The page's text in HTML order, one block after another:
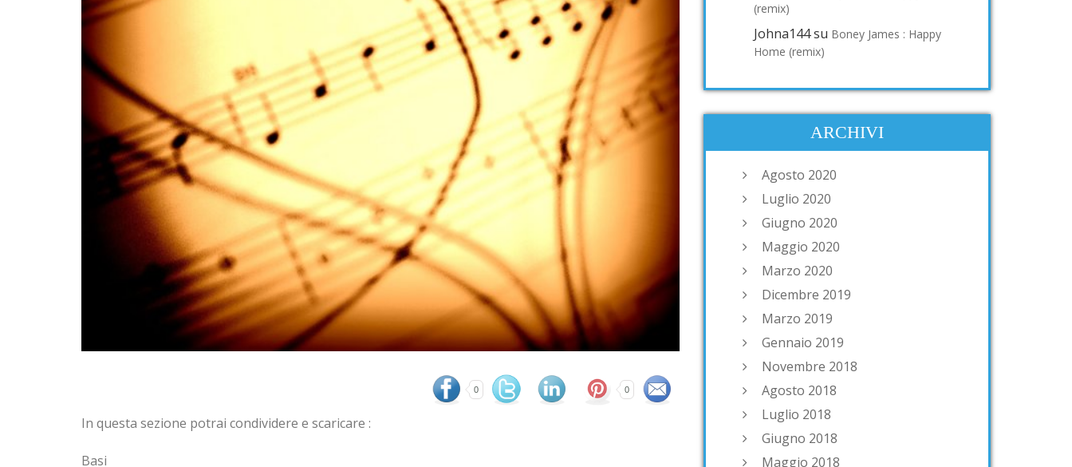
0 0
In questa sezione potrai condividere e scaricare :
Basi
(remix)
Johna144su Boney James : Happy
Home (remix)
ARCHIVI
Agosto 2020
Luglio 2020
Giugno 2020
Maggio 2020
Marzo 2020
Dicembre 2019
Marzo 2019
Gennaio 2019
Novembre 2018
Agosto 2018
Luglio 2018
Giugno 2018
Maggio 2018